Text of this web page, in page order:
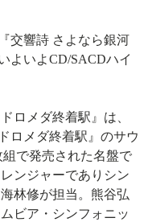
交響詩 さよなら銀河
よいよCD/SACDハイ
ロメダ終着駅』は、
ロメダ終着駅』のサウ
で発売された名盤で
ンジャーでありシン
林修が担当。熊谷弘
ビア・シンフォニッ